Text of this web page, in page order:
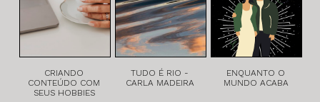
CRIANDO
CONTEÚDO COM
SEUS HOBBIES
TUDO É RIO -
CARLA MADEIRA
ENQUANTO O
MUNDO ACABA